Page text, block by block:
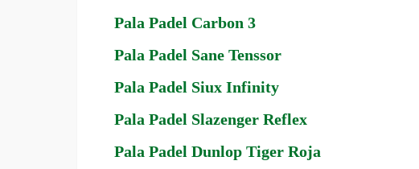
Pala Padel Carbon 3
Pala Padel Sane Tenssor
Pala Padel Siux Infinity
Pala Padel Slazenger Reflex
Pala Padel Dunlop Tiger Roja